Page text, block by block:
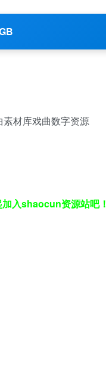
素材库戏曲数字资源
入shaocun资源站吧！